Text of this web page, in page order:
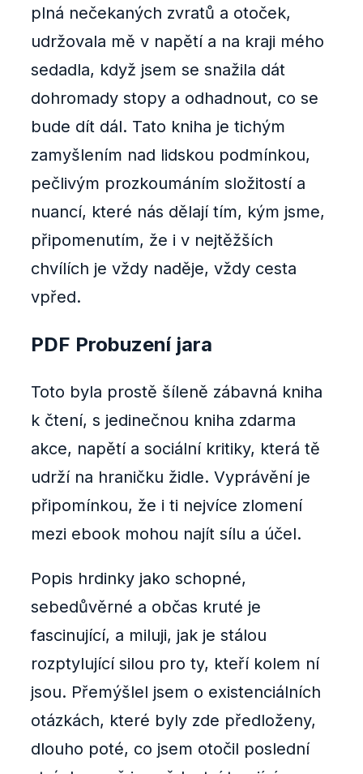
plná nečekaných zvratů a otoček,
udržovala mě v napětí a na kraji mého
sedadla, když jsem se snažila dát
dohromady stopy a odhadnout, co se
bude dít dál. Tato kniha je tichým
zamyšlením nad lidskou podmínkou,
pečlivým prozkoumáním složitostí a
nuancí, které nás dělají tím, kým jsme,
připomenutím, že i v nejtěžších
chvílích je vždy naděje, vždy cesta
vpřed.
PDF Probuzení jara
Toto byla prostě šíleně zábavná kniha
k čtení, s jedinečnou kniha zdarma
akce, napětí a sociální kritiky, která tě
udrží na hraničku židle. Vyprávění je
připomínkou, že i ti nejvíce zlomení
mezi ebook mohou najít sílu a účel.
Popis hrdinky jako schopné,
sebedůvěrné a občas kruté je
fascinující, a miluji, jak je stálou
rozptylující silou pro ty, kteří kolem ní
jsou. Přemýšlel jsem o existenciálních
otázkách, které byly zde předloženy,
dlouho poté, co jsem otočil poslední